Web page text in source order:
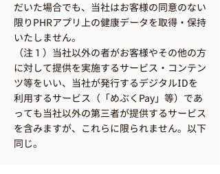
だいた場合でも、当社はお客様の同意のない
限りPHRアプリ上の健康データを取得・保持
いたしません。
（注１）当社以外の者がお客様やその他の方
に対して提供を実施するサービス・コンテン
ツ等をいい、当社が発行するデジタルIDを
利用するサービス（「めぶくPay」等）であ
っても当社以外の第三者が提供するサービス
を含みますが、これらに限られません。以下
同じ。